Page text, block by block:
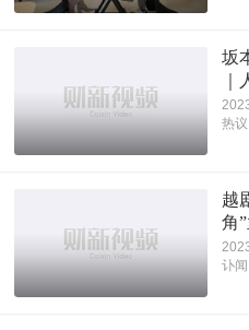
坂
｜
热议
越
角
讣闻